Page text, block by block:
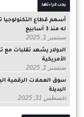
يجب قراءتها
أسهم قطاع التكنولوجيا
له منذ 3 أسابيع
سبتمبر 1, 2025
الدولار يشهد تقلبات
الأمريكية
سبتمبر 1, 2025
البديلة
أغسطس 31, 2025